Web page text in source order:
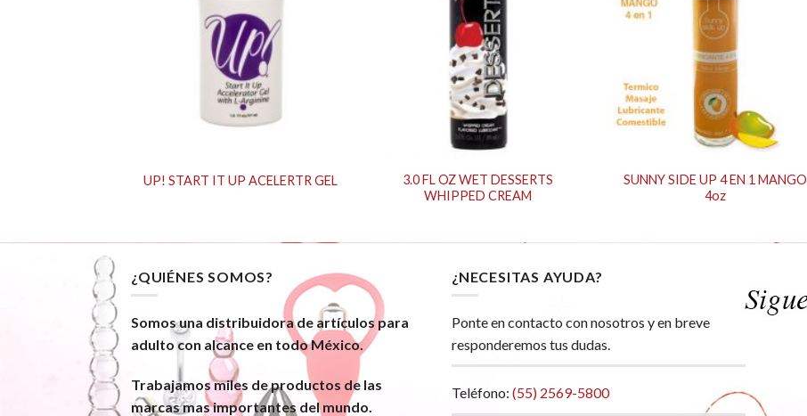
UP! START IT UP ACELERTR GEL
3.0 FL OZ WET DESSERTS
WHIPPED CREAM
SUNNY SIDE UP 4 EN 1 MANGO
4oz
¿QUIÉNES SOMOS?
Somos una distribuidora de artículos para
adulto con alcance en todo México.
Trabajamos miles de productos de las
marcas mas importantes del mundo.
¿NECESITAS AYUDA?
Ponte en contacto con nosotros y en breve
responderemos tus dudas.
Teléfono: (55) 2569-5800